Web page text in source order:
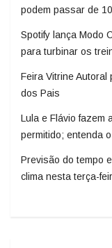
podem passar de
Spotify lança Modo
para turbinar os
Feira Vitrine
dos Pais
Lula e Flávio fazem
permitido; entenda
Previsão do tempo
clima nesta terça-